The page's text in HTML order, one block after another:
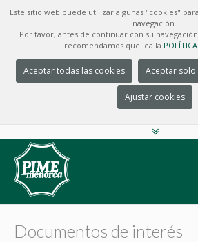
Este sitio web puede utilizar algunas "cookies"
navegación.
Por favor, antes de continuar con su
recomendamos que lea la
Aceptar todas las cookies Aceptar solo
Ajustar cookies
Documentos de interés